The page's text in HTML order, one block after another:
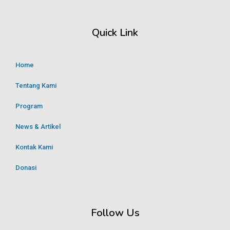
Quick Link
Home
Tentang Kami
Program
News & Artikel
Kontak Kami
Donasi
Follow Us